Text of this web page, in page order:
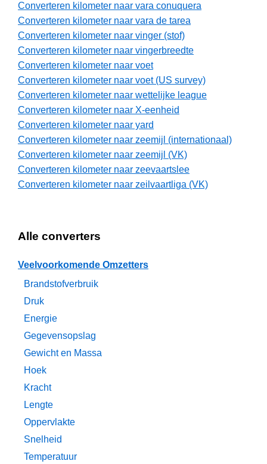
Converteren kilometer naar vara conuquera
Converteren kilometer naar vara de tarea
Converteren kilometer naar vinger (stof)
Converteren kilometer naar vingerbreedte
Converteren kilometer naar voet
Converteren kilometer naar voet (US survey)
Converteren kilometer naar wettelijke league
Converteren kilometer naar X-eenheid
Converteren kilometer naar yard
Converteren kilometer naar zeemijl (internationaal)
Converteren kilometer naar zeemijl (VK)
Converteren kilometer naar zeevaartslee
Converteren kilometer naar zeilvaartliga (VK)
Alle converters
Veelvoorkomende Omzetters
Brandstofverbruik
Druk
Energie
Gegevensopslag
Gewicht en Massa
Hoek
Kracht
Lengte
Oppervlakte
Snelheid
Temperatuur